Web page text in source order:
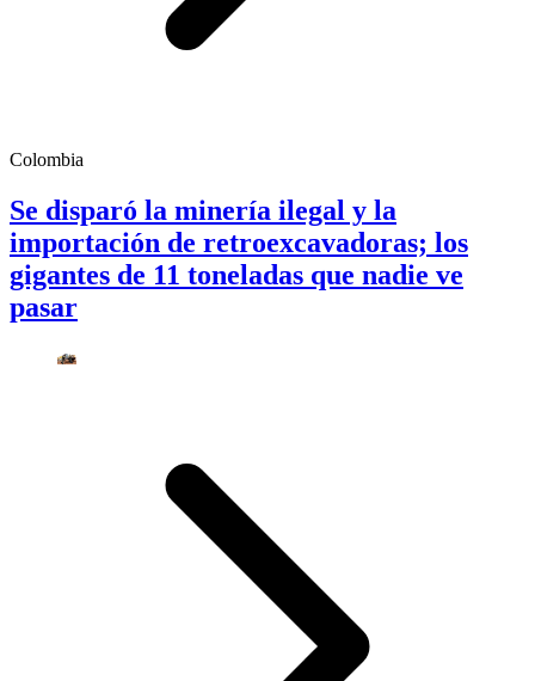
Colombia
Se disparó la minería ilegal y la
importación de retroexcavadoras; los
gigantes de 11 toneladas que nadie ve
pasar